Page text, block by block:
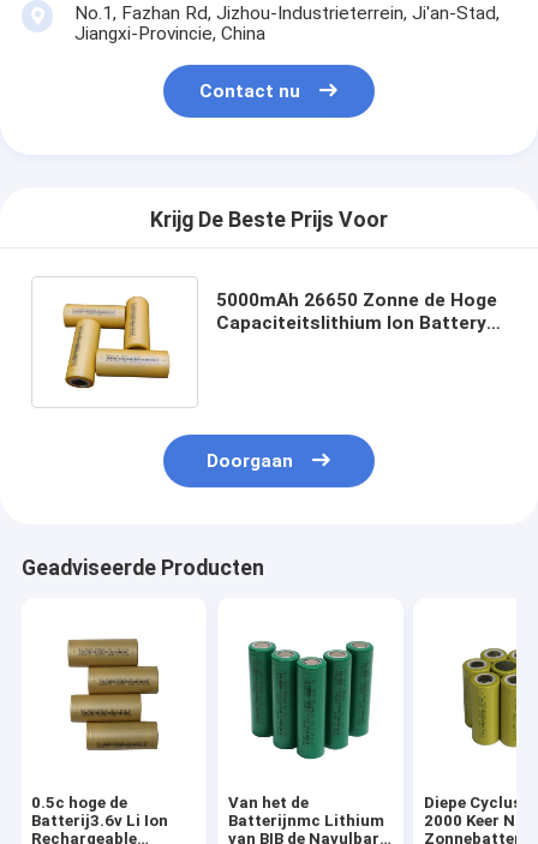
No.1, Fazhan Rd, Jizhou-Industrieterrein, Ji'an-Stad,
Jiangxi-Provincie, China
Contact nu
Krijg De Beste Prijs Voor
5000mAh 26650 Zonne de Hoge
Capaciteitslithium Ion Battery
Doorgaan
Geadviseerde Producten
0.5c hoge de
Batterij3.6v Li Ion
Rechargeable
Van het de
Batterijnmc Lithium
van BIB de Navulbare
Diepe Cyclus
2000 Keer
Zonnebatterij